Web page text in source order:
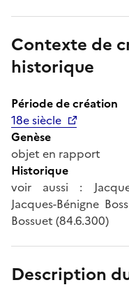
Contexte de
historique
Période de création
18e siècle
Genèse
objet en rapport
Historique
voir aussi :
Jacques-Bénigne
Bossuet (84.6.300)
Description